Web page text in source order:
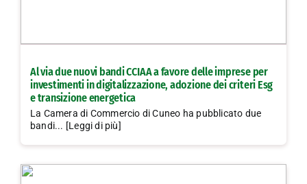
Al via due nuovi bandi CCIAA a favore delle imprese per
investimenti in digitalizzazione, adozione dei criteri Esg
e transizione energetica
La Camera di Commercio di Cuneo ha pubblicato due
bandi... [Leggi di più]